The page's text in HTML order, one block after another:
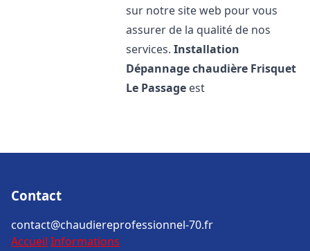
sur notre site web pour vous
assurer de la qualité de nos
services.Installation
Dépannage chaudière Frisquet
Le Passage est
Contact
contact@chaudiereprofessionnel-70.fr
Accueil Informations